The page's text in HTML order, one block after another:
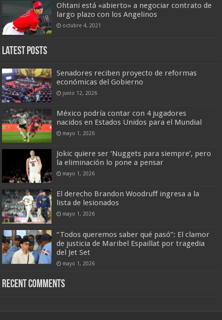
Ohtani está «abierto» a negociar contrato de
largo plazo con los Angelinos
octubre 4, 2021
Latest Posts
Senadores reciben proyecto de reformas
económicas del Gobierno
junio 12, 2026
México podría contar con 4 jugadores
nacidos en Estados Unidos para el Mundial
mayo 1, 2026
Jokic quiere ser ‘Nuggets para siempre’, pero
la eliminación lo pone a pensar
mayo 1, 2026
El derecho Brandon Woodruff ingresa a la
lista de lesionados
mayo 1, 2026
“Todos queremos saber qué pasó”: El clamor
de justicia de Maribel Espaillat por tragedia
del Jet Set
mayo 1, 2026
Recent Comments